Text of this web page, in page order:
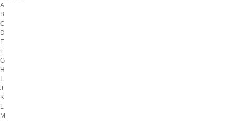
A
B
C
D
E
F
G
H
J
K
L
M